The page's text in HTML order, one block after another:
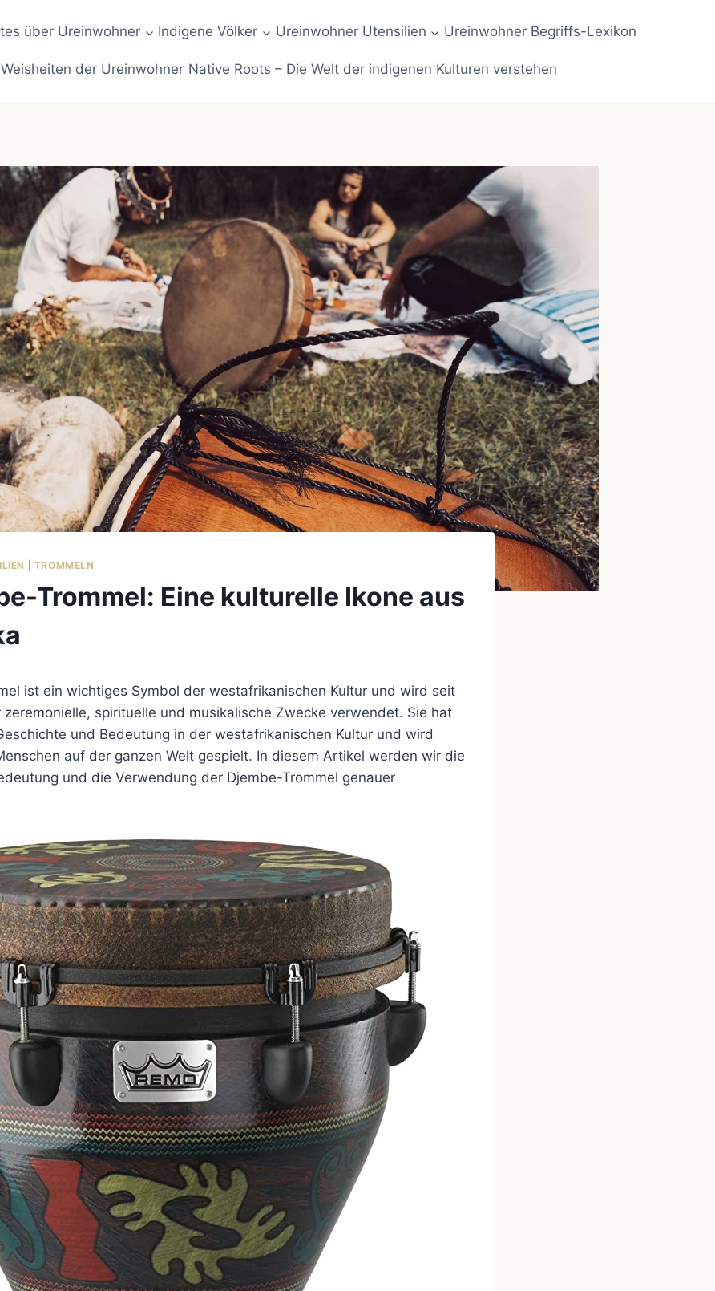
über Ureinwohner Indigene Völker Ureinwohner Utensilien Ureinwohner Begriffs-Lexikon
Weisheiten der Ureinwohner Native Roots – Die Welt der indigenen Kulturen verstehen
TROMMELN
Trommel: Eine kulturelle Ikone aus
ist ein wichtiges Symbol der westafrikanischen Kultur und wird seit
spirituelle und musikalische Zwecke verwendet. Sie hat
und Bedeutung in der westafrikanischen Kultur und wird
auf der ganzen Welt gespielt. In diesem Artikel werden wir die
und die Verwendung der Djembe-Trommel genauer